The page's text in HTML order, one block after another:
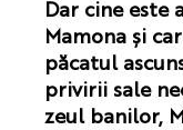
Dar cine este
Mamona și
păcatul
privirii sale
zeul banilor,